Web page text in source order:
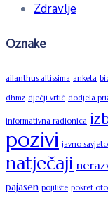
Zdravlje
Oznake
ailanthus altissima anketa
dhmz dječji vrtić dodjela
informativna radionica
pozivi javno
natječaji
pajasen pojilište pokret